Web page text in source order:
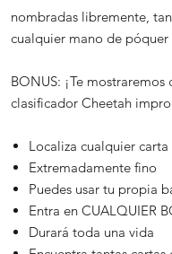
nombradas libremente,
cualquier mano de
BONUS: ¡Te
clasificador Cheetah
Localiza cualquier
Extremadamente fino
Puedes usar tu propia
Entra en CUALQUIER
Durará toda una vida